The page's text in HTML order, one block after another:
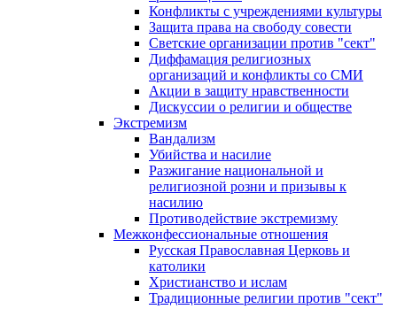
Конфликты с учреждениями культуры
Защита права на свободу совести
Светские организации против "сект"
Диффамация религиозных
организаций и конфликты со СМИ
Акции в защиту нравственности
Дискуссии о религии и обществе
Экстремизм
Вандализм
Убийства и насилие
Разжигание национальной и
религиозной розни и призывы к
насилию
Противодействие экстремизму
Межконфессиональные отношения
Русская Православная Церковь и
католики
Христианство и ислам
Традиционные религии против "сект"